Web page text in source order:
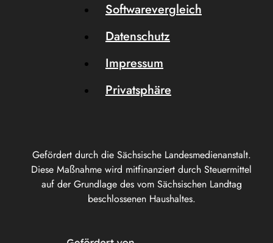
Gefördert durch die Sächsische Landesmedienanstalt.
Diese Maßnahme wird mitfinanziert durch Steuermittel
auf der Grundlage des vom Sächsischen Landtag
beschlossenen Haushaltes.
Softwarevergleich
Datenschutz
Impressum
Privatsphäre